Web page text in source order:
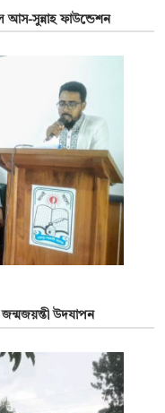
আস-সুন্নাহ ফাউন্ডেশন
উদযাপন